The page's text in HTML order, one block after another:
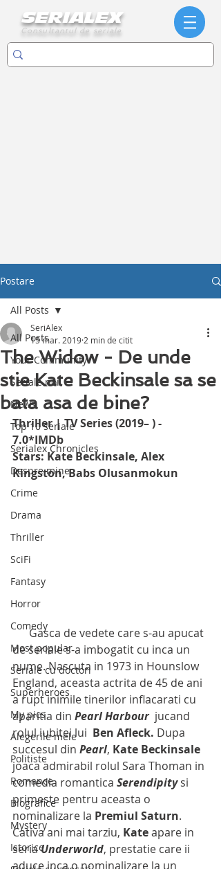
SERIALEX
Consultantul de seriale
Postare
All Posts
Your Community
Seriale noi
News
Top 10 seriale
Serialex Chronicles
Despre mine
Crime
Drama
Thriller
SciFi
Fantasy
Horror
Comedy
Most popular
Seriale cu doctori
Superheroes
My pics
Alegerile mele
Politiste
Romance
Biografice
Mystery
Istorice
All Posts
The Widow - De unde
stie Kate Beckinsale sa se
bata asa de bine?
SeriAlex
15 mar. 2019 2 min de citit
Thriller | TV Series (2019– ) -
7.0*IMDb
Stars: Kate Beckinsale, Alex
Kingston, Babs Olusanmokun
      Gasca de vedete care s-au apucat
de seriale s-a imbogatit cu inca un
nume. Nascuta in 1973 in Hounslow
England, aceasta actrita de 45 de ani
a rupt inimile tinerilor inflacarati cu
aparitia din Pearl Harbour
  jucand
rolul iubitei lui Ben Afleck. Dupa
succesul din Pearl, Kate Beckinsale
joaca admirabil rolul Sara Thoman in
comedia romantica Serendipity si
primeste pentru aceasta o
nominalizare la Premiul Saturn.
Cativa ani mai tarziu, Kate apare in
seria Underworld, prestatie care ii
aduce inca o nominalizare la un